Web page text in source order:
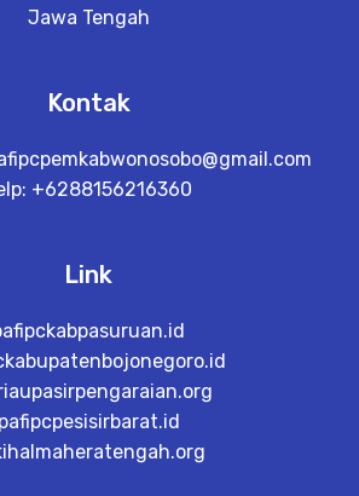
Jawa Tengah
Kontak
+6288156216360
Link
pafipcpesisirbarat.id